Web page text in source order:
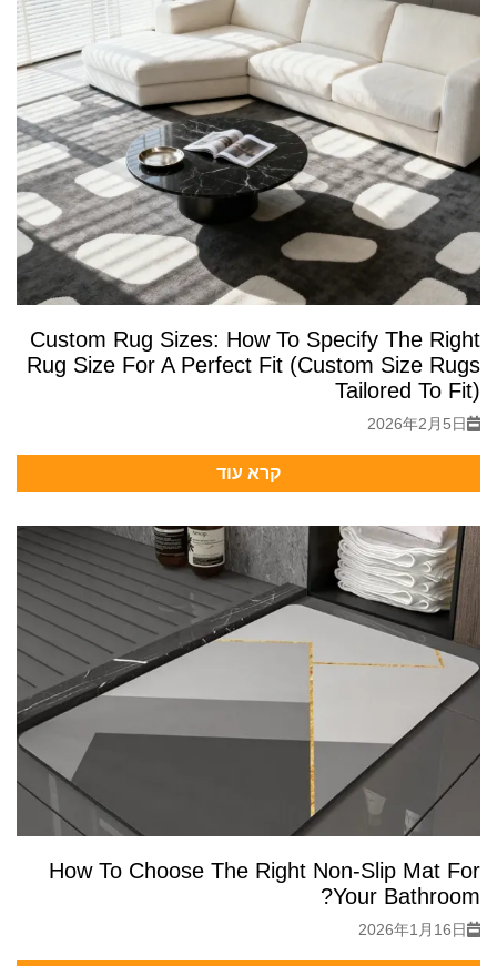
Custom Rug Sizes: How To Specify The Right
Rug Size For A Perfect Fit (Custom Size Rugs
Tailored To Fit)
2026年2月5日
קרא עוד
How To Choose The Right Non-Slip Mat For
Your Bathroom?
2026年1月16日